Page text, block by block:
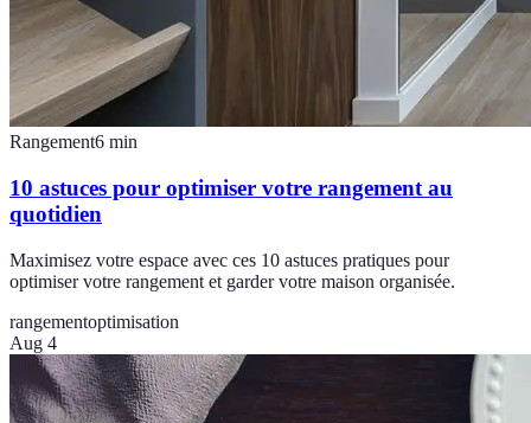
Rangement6 min
10 astuces pour optimiser votre rangement au
quotidien
Maximisez votre espace avec ces 10 astuces pratiques pour
optimiser votre rangement et garder votre maison organisée.
rangementoptimisation
Aug 4